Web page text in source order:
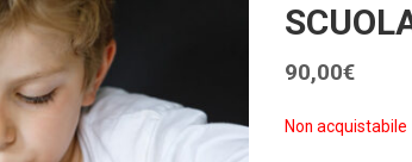
90,00€
Non acquistabile